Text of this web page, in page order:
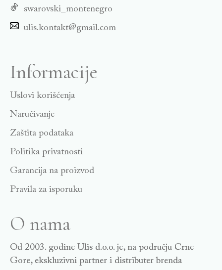
swarovski_montenegro
ulis.kontakt@gmail.com
Informacije
Uslovi korišćenja
Naručivanje
Zaštita podataka
Politika privatnosti
Garancija na proizvod
Pravila za isporuku
O nama
Od 2003. godine Ulis d.o.o. je, na području Crne
Gore, ekskluzivni partner i distributer brenda